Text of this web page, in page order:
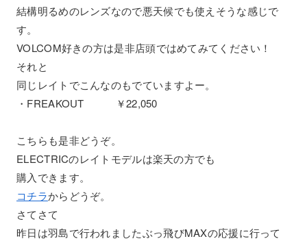
結構明るめのレンズなので悪天候でも使えそうな感じで
す。
VOLCOM好きの方は是非店頭ではめてみてください！
それと
同じレイトでこんなのもでていますよー。
・FREAKOUT ￥22,050
こちらも是非どうぞ。
ELECTRICのレイトモデルは楽天の方でも
購入できます。
コチラからどうぞ。
さてさて
昨日は羽島で行われましたぶっ飛びMAXの応援に行って